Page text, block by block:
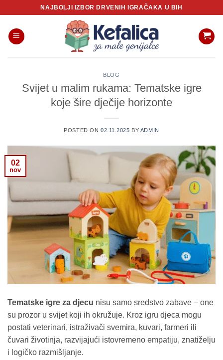
content
NAJBOLJI IZBOR DRVENIH IGRAČAKA U BIH
BLOG
Svijet u malim rukama: Tematske igre
koje šire dječije horizonte
POSTED ON 02.11.2025 BY ADMIN
02
nov
Tematske igre za djecu nisu samo sredstvo zabave – one
su prozor u svijet koji ih okružuje. Kroz igru djeca mogu
postati veterinari, istraživači svemira, kuvari, farmeri ili
čuvari životinja, razvijajući istovremeno empatiju, znatiželju
i logičko razmišljanje.